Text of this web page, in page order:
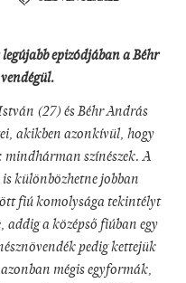
epizódjában a Béhr
(27) és Béhr András
akikben azonkívül, hogy
mindhárman színészek. A
különbözhetne jobban
fiú komolysága tekintélyt
a középső fiúban egy
pedig kettejük
mégis egyformák,